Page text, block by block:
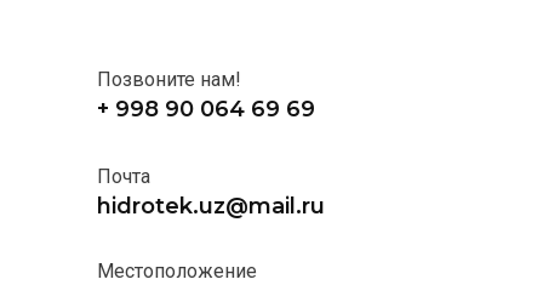
Позвоните нам!
+ 998 90 064 69 69
Почта
hidrotek.uz@mail.ru
Местоположение